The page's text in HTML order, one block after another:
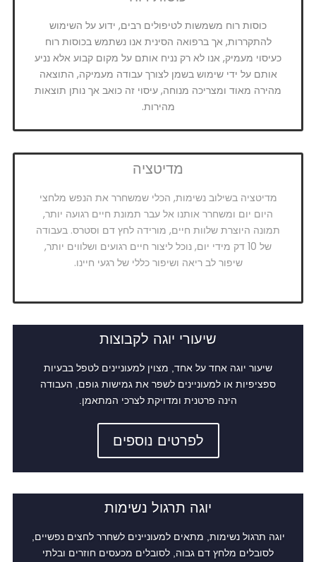
כוסות רוח משמשות לטיפולים רבים, ידוע על השימוש
להתקררות, אך ברפואה הסינית אנו נשתמש בכוסות רוח
כעיסוי מעמיק, אנו לא רק נניח אותם על מקום קבוע אלא נניע
אותם על ידי שימוש בשמן לצורך עבודה מעמיקה, התוצאה
מהירה מאוד ומצריכה מנוחה, עיסוי זה כואב אך נותן תוצאות
מהירות.
מדיטציה
מדיטציה בשילוב נשימות, הכלי שמשחרר את הנפש מלחצי
היום יום ומשחרר אותנו אל עבר תמונת חיים רגועה יותר,
תמונה היוצרת שלוות חיים, מורידה לחץ דם וסטרס. בעבודה
של 10 דק מידי יום, נוכל ליצור חיים רגועים ושלווים יותר,
שיפור לב ריאה ושיפור כללי של רגעי חיינו.
שיעורי יוגה לקבוצות
שיעור יוגה אחד על אחד, מצוין למעוניינים לטפל בבעיות
ספציפיות או למעוניינים לשפר את גמישות גופם, העבודה
הינה פרטנית ומדויקת לצרכי המתאמן.
לפרטים נוספים
יוגה תרגול נשימות
יוגה תרגול נשימות, מתאים למעוניינים לשחרר לחצים נפשיים,
לסובלים מלחץ דם גבוה, לסובלים מכעסים חוזרים ובלתי